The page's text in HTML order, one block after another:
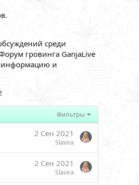
среди
гровинга GanjaLive
информацию и
Фильтры
2 Сен 2021
Slavira
2 Сен 2021
Slavira